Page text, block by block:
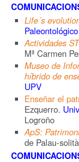
Life´s
Actividades
Mª Carmen
Museo de
híbrido de
UPV
Enseñar el
Ezquerro.
Logroño
ApS:
de Palau-